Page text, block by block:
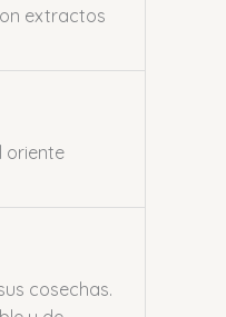
extractos
oriente
cosechas.